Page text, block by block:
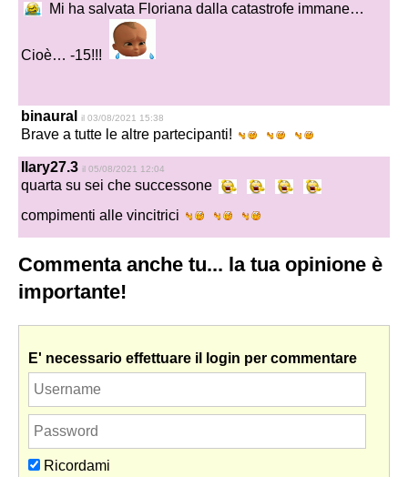
Mi ha salvata Floriana dalla catastrofe immane…
Cioè… -15!!!
binaural il 03/08/2021 15:38
Brave a tutte le altre partecipanti!
Ilary27.3 il 05/08/2021 12:04
quarta su sei che successone
compimenti alle vincitrici
Commenta anche tu... la tua opinione è
importante!
E' necessario effettuare il login per commentare
Ricordami